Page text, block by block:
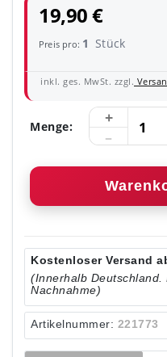
19,90 €
Preis pro: 1 Stück
inkl. ges. MwSt. zzgl.
Menge:
Kostenloser Versand
(Innerhalb
Nachnahme)
Artikelnummer: 221773